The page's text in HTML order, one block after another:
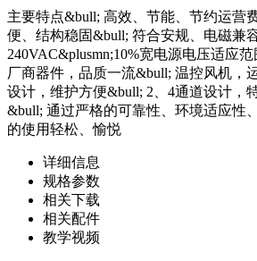
主要特点&bull; 高效、节能、节约运营
便、结构稳固&bull; 符合安规、电磁兼
240VAC&plusmn;10%宽电源电压适应
厂商器件，品质一流&bull; 温控风机，
设计，维护方便&bull; 2、4通道设计，
&bull; 通过严格的可靠性、环境适应性
的使用轻松、愉悦
详细信息
规格参数
相关下载
相关配件
教学视频